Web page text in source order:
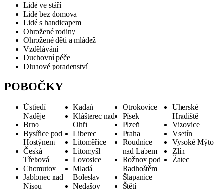
Lidé ve stáří
Lidé bez domova
Lidé s handicapem
Ohrožené rodiny
Ohrožené děti a mládež
Vzdělávání
Duchovní péče
Dluhové poradenství
POBOČKY
Ústředí
Naděje
Brno
Bystřice pod
Hostýnem
Česká
Třebová
Chomutov
Jablonec nad
Nisou
Kadaň
Klášterec nad
Ohří
Liberec
Litoměřice
Litomyšl
Lovosice
Mladá
Boleslav
Nedašov
Otrokovice
Písek
Plzeň
Praha
Roudnice
nad Labem
Rožnov pod
Radhoštěm
Šlapanice
Štětí
Uherské
Hradiště
Vizovice
Vsetín
Vysoké Mýto
Zlín
Žatec